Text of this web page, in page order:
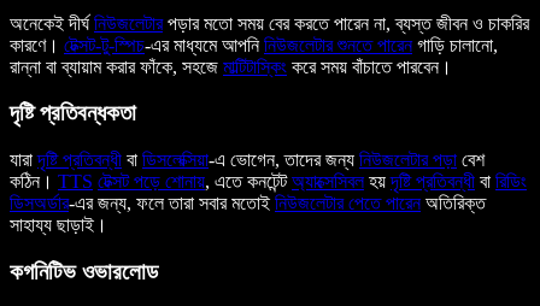
অনেকেই দীর্ঘ নিউজলেটারপড়ার মতো সময় বের করতে পারেন না, ব্যস্ত জীবন ও চাকরির
কারণে। টেক্সট-টু-স্পিচ-এর মাধ্যমে আপনিনিউজলেটার শুনতে পারেনগাড়ি চালানো,
রান্না বা ব্যায়াম করার ফাঁকে, সহজে মাল্টিটাস্কিং করে সময় বাঁচাতে পারবেন।
দৃষ্টি প্রতিবন্ধকতা
যারাদৃষ্টি প্রতিবন্ধী বা ডিসলেক্সিয়া-এ ভোগেন, তাদের জন্য নিউজলেটার পড়া বেশ
কঠিন। TTS টেক্সট পড়ে শোনায়, এতে কনটেন্টঅ্যাক্সেসিবলহয়দৃষ্টি প্রতিবন্ধী বা রিডিং
ডিসঅর্ডার-এর জন্য, ফলে তারা সবার মতোই নিউজলেটার পেতে পারেনঅতিরিক্ত
সাহায্য ছাড়াই।
কগনিটিভ ওভারলোড